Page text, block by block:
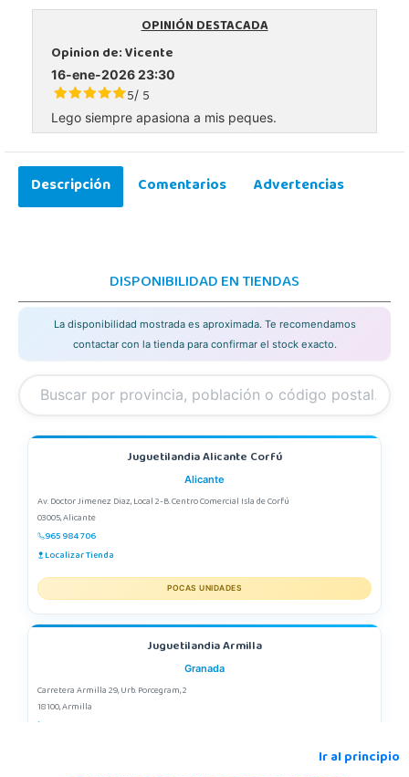
OPINIÓN DESTACADA
Opinion de:Vicente
16-ene-2026 23:30
5/ 5
Lego siempre apasiona a mis peques.
Descripción Comentarios Advertencias
DISPONIBILIDAD EN TIENDAS
La disponibilidad mostrada es aproximada. Te recomendamos
contactar con la tienda para confirmar el stock exacto.
Juguetilandia Alicante Corfú
Alicante
Av. Doctor Jimenez Diaz, Local 2-B. Centro Comercial Isla de Corfú
03005, Alicante
965 984 706
Localizar Tienda
POCAS UNIDADES
Juguetilandia Armilla
Granada
Carretera Armilla 29, Urb. Porcegram, 2
18100, Armilla
Ir al principio